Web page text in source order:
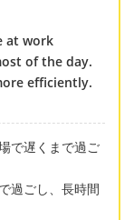
at work
of the day.
efficiently.
で遅くまで過ご
過ごし、長時間